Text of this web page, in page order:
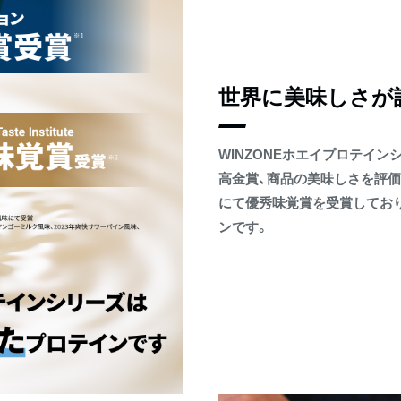
世界に美味しさ
WINZONEホエイプロテイン
高金賞、商品の美味しさを評
にて優秀味覚賞を受賞してお
ンです。